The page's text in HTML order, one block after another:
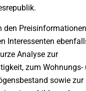
den Preisinformationen
Interessenten
Analyse zur
zum Wohnungs-
sowie zur